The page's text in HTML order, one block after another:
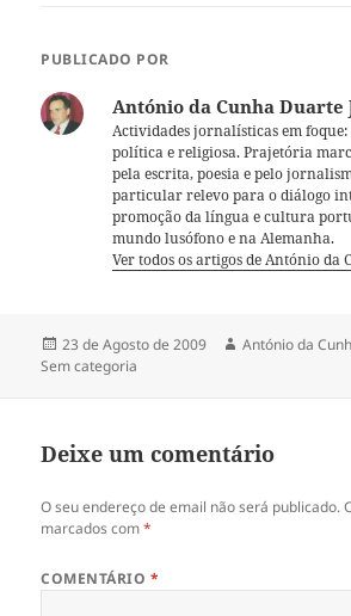
PUBLICADO POR
António da Cunha Duarte
Actividades jornalísticas em
política e religiosa. Prajetória
pela escrita, poesia e pelo
particular relevo para o diálogo
promoção da língua e cultura
mundo lusófono e na Alemanha.
Ver todos os artigos de António da
Publicado
a
23 de Agosto de 2009 Autor
António da
Sem categoria
Deixe um comentário
O seu endereço de email não será publicado.
marcados com*
COMENTÁRIO *